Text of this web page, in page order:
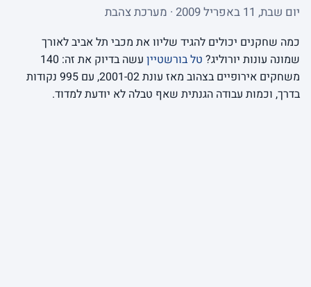
יום שבת, 11 באפריל 2009 · מערכת צהבת
כמה שחקנים יכולים להגיד שליוו את מכבי תל אביב לאורך
שמונה עונות יורוליג? טל בורשטיין
עשה בדיוק את זה: 140
משחקים אירופיים בצהוב מאז עונת 2001-02, עם 995 נקודות
בדרך, וכמות עבודה הגנתית שאף טבלה לא יודעת למדוד.